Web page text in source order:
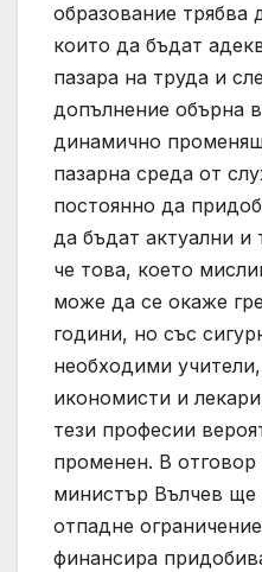
образование трябва
които да бъдат
пазара на труда и
допълнение обърна
динамично
пазарна среда от
постоянно да
да бъдат актуални и
че това, което
може да се окаже
години, но със
необходими
икономисти и
тези професии
променен. В отговор
министър Вълчев
отпадне
финансира